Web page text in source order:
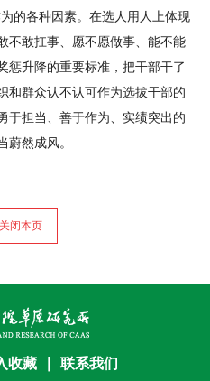
刊
的各种因素。在选人用人上体现
不敢扛事、愿不愿做事、能不能
惩升降的重要标准，把干部干了
和群众认不认可作为选拔干部的
于担当、善于作为、实绩突出的
蔚然成风。
关闭本页
收藏 联系我们